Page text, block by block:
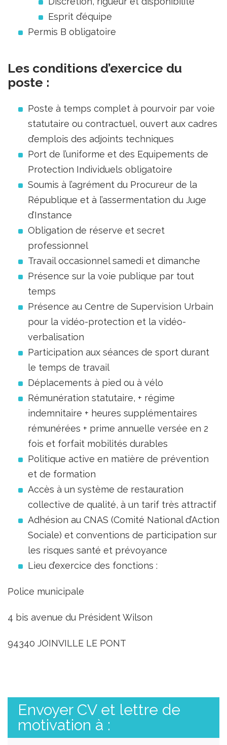
Esprit d’équipe
Permis B obligatoire
Les conditions d’exercice du
poste :
Poste à temps complet à pourvoir par voie
statutaire ou contractuel, ouvert aux cadres
d’emplois des adjoints techniques
Port de l’uniforme et des Equipements de
Protection Individuels obligatoire
Soumis à l’agrément du Procureur de la
République et à l’assermentation du Juge
d’Instance
Obligation de réserve et secret
professionnel
Travail occasionnel samedi et dimanche
Présence sur la voie publique par tout
temps
Présence au Centre de Supervision Urbain
pour la vidéo-protection et la vidéo-
verbalisation
Participation aux séances de sport durant
le temps de travail
Déplacements à pied ou à vélo
Rémunération statutaire, + régime
indemnitaire + heures supplémentaires
rémunérées + prime annuelle versée en 2
fois et forfait mobilités durables
Politique active en matière de prévention
et de formation
Accès à un système de restauration
collective de qualité, à un tarif très attractif
Adhésion au CNAS (Comité National d’Action
Sociale) et conventions de participation sur
les risques santé et prévoyance
Lieu d’exercice des fonctions :
Police municipale
4 bis avenue du Président Wilson
94340 JOINVILLE LE PONT
Envoyer CV et lettre de
motivation à :